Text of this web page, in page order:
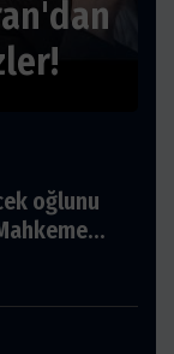
oğlunu